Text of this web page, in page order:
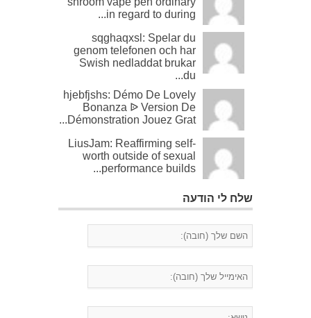
in regard to during...
sqghaqxsl: Spelar du
genom telefonen och har
Swish nedladdat brukar
du...
hjebfjshs: Démo De Lovely
Bonanza ᐉ Version De
Démonstration Jouez Grat...
LiusJam: Reaffirming self-
worth outside of sexual
performance builds...
שלח לי הודעה